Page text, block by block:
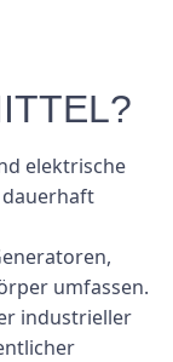
elektrische
umfassen.
industrieller